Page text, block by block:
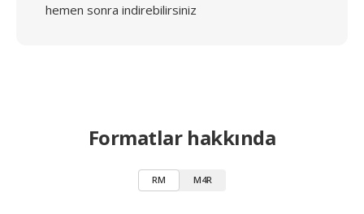
hemen sonra indirebilirsiniz
Formatlar hakkında
RM M4R